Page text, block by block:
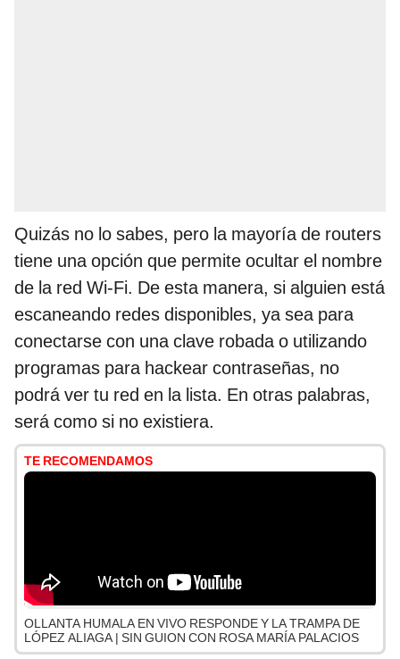
Quizás no lo sabes, pero la mayoría de routers
tiene una opción que permite ocultar el nombre
de la red Wi-Fi. De esta manera, si alguien está
escaneando redes disponibles, ya sea para
conectarse con una clave robada o utilizando
programas para hackear contraseñas, no
podrá ver tu red en la lista. En otras palabras,
será como si no existiera.
TE RECOMENDAMOS
OLLANTA HUMALA EN VIVO RESPONDE Y LA TRAMPA DE
LÓPEZ ALIAGA | SIN GUION CON ROSA MARÍA PALACIOS